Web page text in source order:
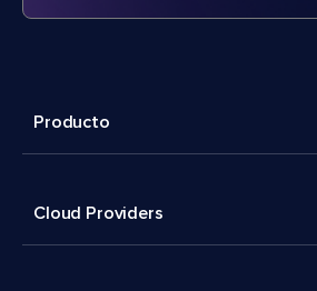
Producto
Cloud Providers